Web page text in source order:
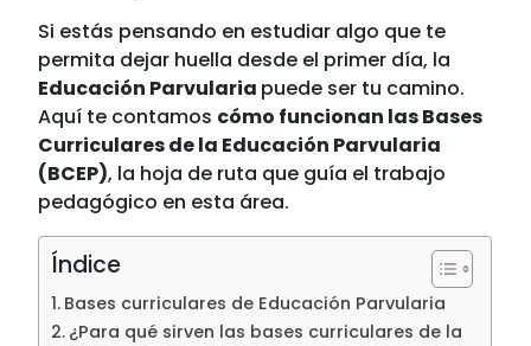
Si estás pensando en estudiar algo que te
permita dejar huella desde el primer día, la
Educación Parvularia puede ser tu camino.
Aquí te contamos cómo funcionan las Bases
Curriculares de la Educación Parvularia
(BCEP), la hoja de ruta que guía el trabajo
pedagógico en esta área.
Índice
Bases curriculares de Educación Parvularia
¿Para qué sirven las bases curriculares de la